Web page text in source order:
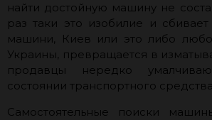
найти достойную машину не
раз таки это изобилие и
машини, Киев или это либо
Украины, превращается в
продавцы нередко
состоянии транспортного
Самостоятельные поиски